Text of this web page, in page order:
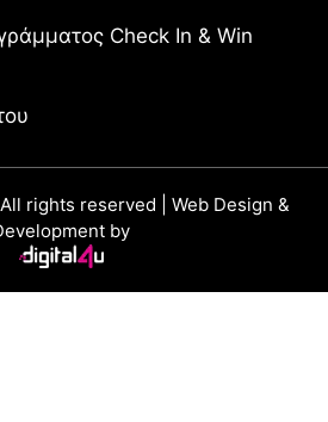
Check In & Win
rights reserved | Web Design &
by